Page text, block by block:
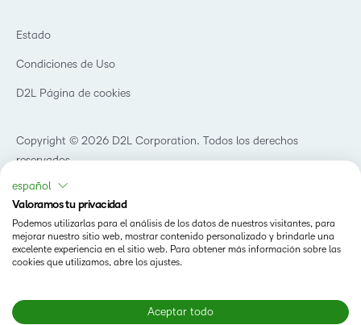
Organizaciones de capacitación
Comunidad
Copyright © 2026 D2L Corporation. Todos los derechos
reservados.
Estado
Condiciones de Uso
D2L Página de cookies
español
Valoramos tu privacidad
Podemos utilizarlas para el análisis de los datos de nuestros visitantes, para
mejorar nuestro sitio web, mostrar contenido personalizado y brindarle una
excelente experiencia en el sitio web. Para obtener más información sobre las
cookies que utilizamos, abre los ajustes.
Aceptar todo